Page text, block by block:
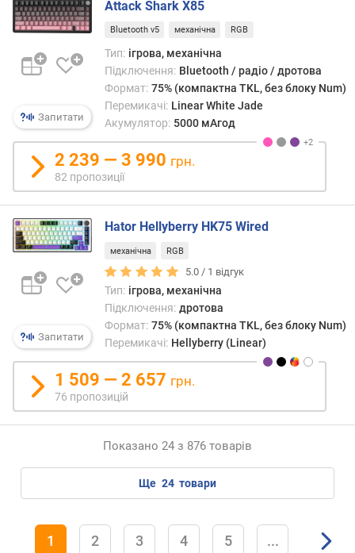
п
р
а
ц
а
я
м
е
х
/
о
п
(
м
)
а
ь
Запитати
Attack Shark X85
Bluetooth v5 механічна RGB
Тип: ігрова, механічна
Підключення: Bluetooth / радіо / дротова
Формат: 75% (компактна TKL, без блоку Num)
Перемикачі: Linear White Jade
Акумулятор: 5000 мАгод
2 239 — 3 990 грн.
82 пропозиції
Запитати
Hator Hellyberry HK75 Wired
механічна RGB
5.0 / 1 відгук
Тип: ігрова, механічна
Підключення: дротова
Формат: 75% (компактна TKL, без блоку Num)
Перемикачі: Hellyberry (Linear)
1 509 — 2 657 грн.
76 пропозицій
Показано 24 з 876 товарів
ще 24 товари
1 2 3 4 5 ...